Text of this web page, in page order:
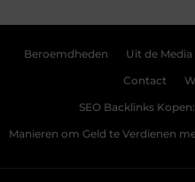
Beroemdheden Uit de Media
Contact
SEO Backlinks
Manieren om Geld te Verdienen